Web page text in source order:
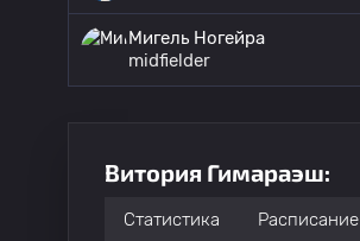
Мигель Ногейра
midfielder
Витория Гимараэш:
Статистика Расписание